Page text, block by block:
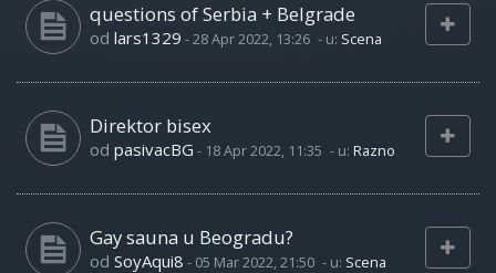
questions of Serbia + Belgrade
od lars1329 -28 Apr 2022, 13:26 - u: Scena
Direktor bisex
od pasivacBG - 18 Apr 2022, 11:35 - u: Razno
Gay sauna u Beogradu?
od SoyAqui8 - 05 Mar 2022, 21:50 - u: Scena